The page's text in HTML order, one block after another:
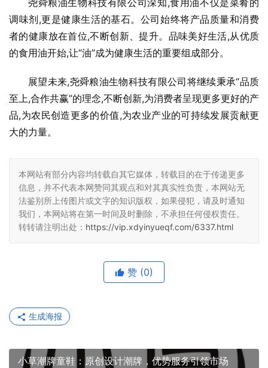
尧舜粮油生物科技有限公司深知,食用油不仅是菜肴的
调味剂,更是健康生活的基石。公司始终将产品质量和消费
者的健康放在首位,不断创新、提升。品味美好生活,从优质
的食用油开始,让“油”成为健康生活的重要组成部分。
展望未来,尧舜粮油生物科技有限公司将继续秉承“品质
至上,合作共赢”的理念,不断创新,为消费者呈现更多更好的产
品,为农民创造更多的价值,为农业产业的可持续发展贡献更
大的力量。
本网站有部分内容均转载自其它媒体，转载目的在于传递更多
信息，并不代表本网赞同其观点和对其真实性负责，本网站无
法鉴别所上传图片或文字的知识版权，如果侵犯，请及时通知
我们，本网站将在第一时间及时删除，不承担任何侵权责任。
转转请注明出处： https://vip.xdyinyueqf.com/6337.html
赞 (0)
生成海报
小草潮牌童鞋：原创设计潮牌，优势服务引领市场